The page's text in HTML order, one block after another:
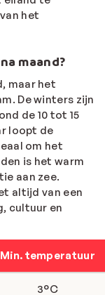
het
maand?
maar het
De winters zijn
de 10 tot 15
loopt de
om het
is het warm
aan zee.
altijd van een
cultuur en
Min. temperatuur
3°C